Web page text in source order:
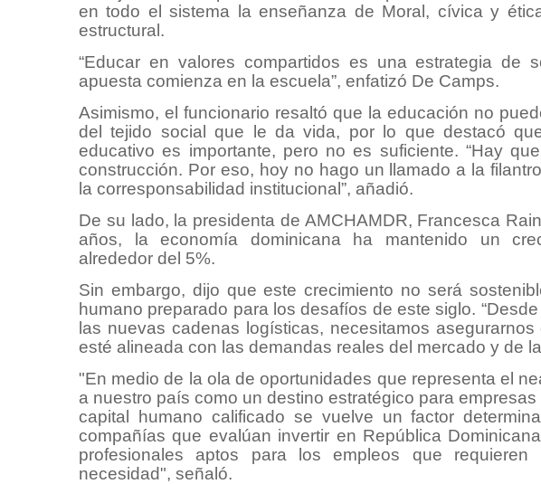
en todo el sistema la enseñanza de Moral, cívica y
estructural.
“Educar en valores compartidos es una estrategia de
apuesta comienza en la escuela”, enfatizó De Camps.
Asimismo, el funcionario resaltó que la educación no
del tejido social que le da vida, por lo que destacó
educativo es importante, pero no es suficiente. “Hay
construcción. Por eso, hoy no hago un llamado a la
la corresponsabilidad institucional”, añadió.
De su lado, la presidenta de AMCHAMDR, Francesca
años, la economía dominicana ha mantenido un
alrededor del 5%.
Sin embargo, dijo que este crecimiento no será
humano preparado para los desafíos de este siglo.
las nuevas cadenas logísticas, necesitamos
esté alineada con las demandas reales del mercado y de
"En medio de la ola de oportunidades que representa el
a nuestro país como un destino estratégico para
capital humano calificado se vuelve un factor
compañías que evalúan invertir en República
profesionales aptos para los empleos que
necesidad", señaló.